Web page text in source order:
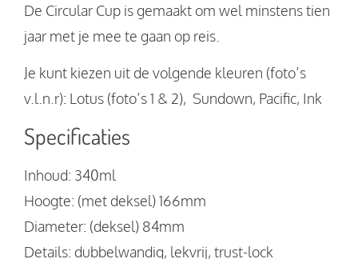
De Circular Cup is gemaakt om wel minstens tien
jaar met je mee te gaan op reis.
Je kunt kiezen uit de volgende kleuren (foto’s
v.l.n.r): Lotus (foto’s 1 & 2), Sundown, Pacific, Ink
Specificaties
Inhoud: 340ml
Hoogte: (met deksel) 166mm
Diameter: (deksel) 84mm
Details: dubbelwandig, lekvrij, trust-lock